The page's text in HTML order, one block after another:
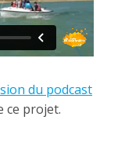
du podcast
ce projet.